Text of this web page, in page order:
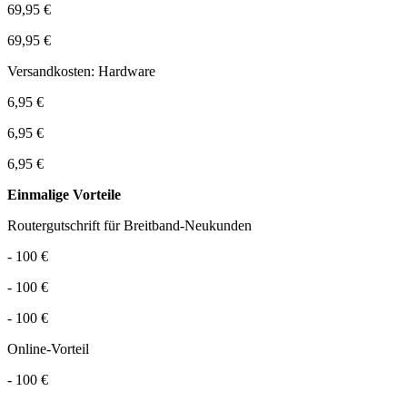
69,95 €
69,95 €
Versandkosten: Hardware
6,95 €
6,95 €
6,95 €
Einmalige Vorteile
Routergutschrift für Breitband-Neukunden
- 100 €
- 100 €
- 100 €
Online-Vorteil
- 100 €